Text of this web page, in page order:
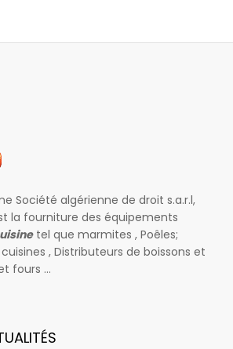
Société algérienne de droit s.a.r.l,
la fourniture des équipements
tel que marmites , Poêles;
, Distributeurs de boissons et
fours ...